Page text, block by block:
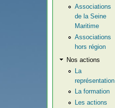
Associations
de la Seine
Maritime
Associations
hors région
Nos actions
La
représentation
La formation
Les actions